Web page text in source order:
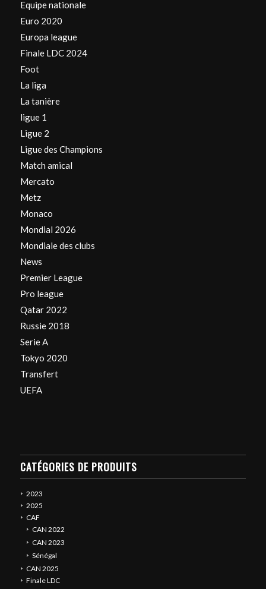
Equipe nationale
Euro 2020
Europa league
Finale LDC 2024
Foot
La liga
La tanière
ligue 1
Ligue 2
Ligue des Champions
Match amical
Mercato
Metz
Monaco
Mondial 2026
Mondiale des clubs
News
Premier League
Pro league
Qatar 2022
Russie 2018
Serie A
Tokyo 2020
Transfert
UEFA
CATÉGORIES DE PRODUITS
2023
2025
CAF
CAN 2022
CAN 2023
Sénégal
CAN 2025
Finale LDC